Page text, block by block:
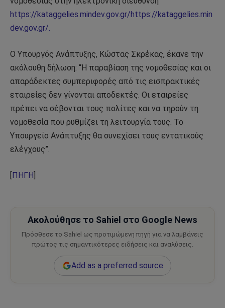
https://kataggelies.mindev.gov.gr/https://kataggelies.min
dev.gov.gr/.
Ο Υπουργός Ανάπτυξης, Κώστας Σκρέκας, έκανε την
ακόλουθη δήλωση: “Η παραβίαση της νομοθεσίας και οι
απαράδεκτες συμπεριφορές από τις εισπρακτικές
εταιρείες δεν γίνονται αποδεκτές. Οι εταιρείες
πρέπει να σέβονται τους πολίτες και να τηρούν τη
νομοθεσία που ρυθμίζει τη λειτουργία τους. Το
Υπουργείο Ανάπτυξης θα συνεχίσει τους εντατικούς
ελέγχους”.
ΠΗΓΗ
Ακολούθησε το Sahiel στο Google News
Πρόσθεσε το Sahiel ως προτιμώμενη πηγή για να λαμβάνεις
πρώτος τις σημαντικότερες ειδήσεις και αναλύσεις.
Add as a preferred source